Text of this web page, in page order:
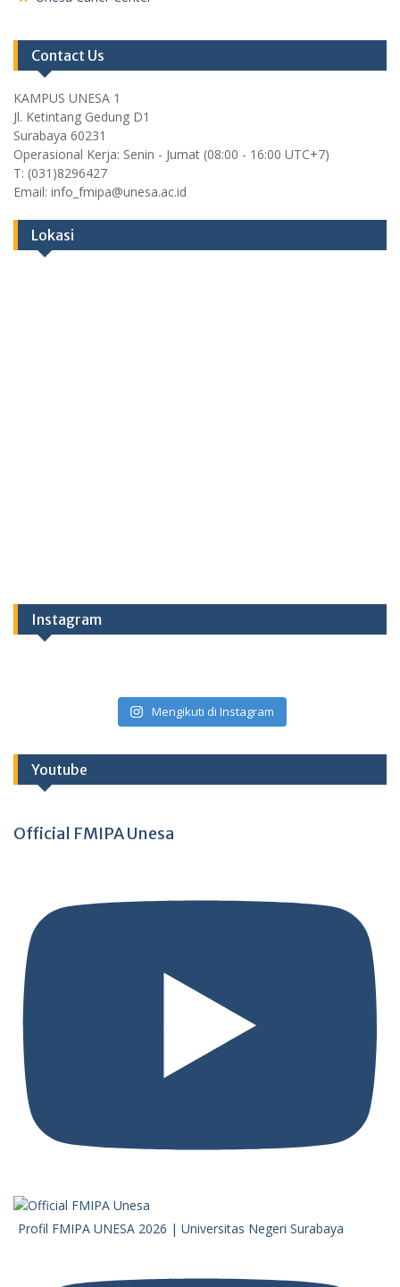
Contact Us
KAMPUS UNESA 1
Jl. Ketintang Gedung D1
Surabaya 60231
Operasional Kerja: Senin - Jumat (08:00 - 16:00 UTC+7)
T: (031)8296427
Email: info_fmipa@unesa.ac.id
Lokasi
Instagram
Mengikuti di Instagram
Youtube
Official FMIPA Unesa
Profil FMIPA UNESA 2026 | Universitas Negeri Surabaya